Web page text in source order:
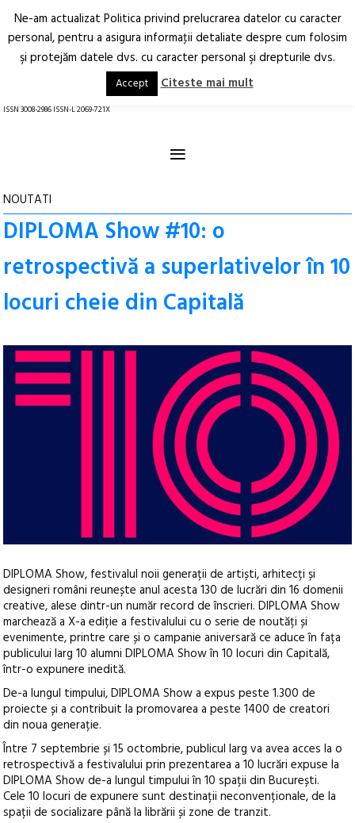
Arhitectură.
Oraș.
RO EN
ISSN 3008-2986 ISSN-L 2069-721X
≡
NOUTATI
DIPLOMA Show #10: o
retrospectivă a superlativelor în 10
locuri cheie din Capitală
DIPLOMA Show, festivalul noii generații de artiști, arhitecți și
designeri români reunește anul acesta 130 de lucrări din 16 domenii
creative, alese dintr-un număr record de înscrieri.DIPLOMA Show
marchează a X-a ediție a festivalului cu o serie de noutăți și
evenimente, printre care și o campanie aniversară ce aduce în fața
publicului larg 10 alumni DIPLOMA Show în 10 locuri din Capitală,
într-o expunere inedită.
De-a lungul timpului, DIPLOMA Show a expus peste 1.300 de
proiecte și a contribuit la promovarea a peste 1400 de creatori
din noua generație.
Între 7 septembrie și 15 octombrie, publicul larg va avea acces la o
retrospectivă a festivalului prin prezentarea a 10 lucrări expuse la
DIPLOMA Show de-a lungul timpului în 10 spații din București.
Cele 10 locuri de expunere sunt destinații neconvenționale, de la
spații de socializare până la librării și zone de tranzit.
Ne-am actualizat Politica privind prelucrarea datelor cu caracter
personal, pentru a asigura informaţii detaliate despre cum folosim
şi protejăm datele dvs. cu caracter personal şi drepturile dvs.
Accept Citeste mai mult